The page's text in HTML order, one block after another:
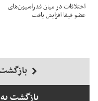
اختلافات در میان فدراسیون‌های
عضو فیفا افزایش یافت
بازگشت